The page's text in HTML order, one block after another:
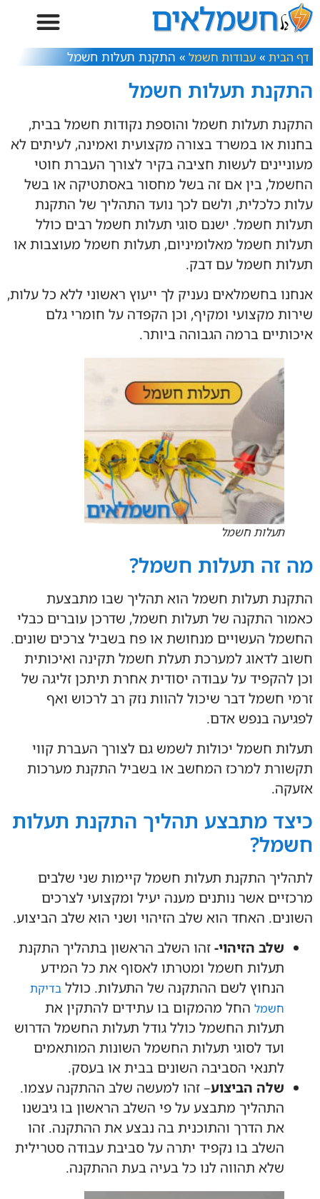
דף הבית » עבודות חשמל » התקנת תעלות חשמל
התקנת תעלות חשמל
התקנת תעלות חשמל והוספת נקודות חשמל בבית,
בחנות או במשרד בצורה מקצועית ואמינה, לעיתים לא
מעוניינים לעשות חציבה בקיר לצורך העברת חוטי
החשמל, בין אם זה בשל מחסור באסתטיקה או בשל
עלות כלכלית, ולשם לכך נועד התהליך של התקנת
תעלות חשמל. ישנם סוגי תעלות חשמל רבים כולל
תעלות חשמל מאלומיניום, תעלות חשמל מעוצבות או
תעלות חשמל עם דבק.
אנחנו בחשמלאים נעניק לך ייעוץ ראשוני ללא כל עלות,
שירות מקצועי ומקיף, וכן הקפדה על חומרי גלם
איכותיים ברמה הגבוהה ביותר.
תעלות חשמל
מה זה תעלות חשמל?
התקנת תעלות חשמל הוא תהליך שבו מתבצעת
כאמור התקנה של תעלות חשמל, שדרכן עוברים כבלי
החשמל העשויים מנחושת או פח בשביל צרכים שונים.
חשוב לדאוג למערכת תעלת חשמל תקינה ואיכותית
וכן להקפיד על עבודה יסודית אחרת תיתכן זליגה של
זרמי חשמל דבר שיכול להוות נזק רב לרכוש ואף
לפגיעה בנפש אדם.
תעלות חשמל יכולות לשמש גם לצורך העברת קווי
תקשורת למרכז המחשב או בשביל התקנת מערכות
אזעקה.
כיצד מתבצע תהליך התקנת תעלות
חשמל?
לתהליך התקנת תעלות חשמל קיימות שני שלבים
מרכזיים אשר נותנים מענה יעיל ומקצועי לצרכים
השונים. האחד הוא שלב הזיהוי ושני הוא שלב הביצוע.
שלב הזיהוי-זהו השלב הראשון בתהליך התקנת
תעלות חשמל ומטרתו לאסוף את כל המידע
הנחוץ לשם ההתקנה של התעלות. כולל בדיקת
חשמל החל מהמקום בו עתידים להתקין את
תעלות החשמל כולל גודל תעלות החשמל הדרוש
ועד לסוגי תעלות החשמל השונות המותאמים
לתנאי הסביבה השונים בבית או בעסק.
שלה הביצוע– זהו למעשה שלב ההתקנה עצמו.
התהליך מתבצע על פי השלב הראשון בו גיבשנו
את הדרך והתוכנית בה נבצע את ההתקנה. זהו
השלב בו נקפיד יתרה על סביבת עבודה סטרילית
שלא תהווה לנו כל בעיה בעת ההתקנה.